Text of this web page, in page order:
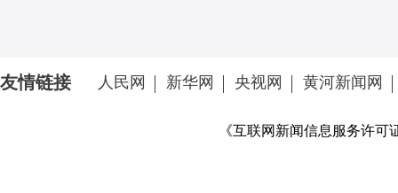
友情链接 人民网 新华网 央视网 黄河新闻网
《互联网新闻信息服务许可